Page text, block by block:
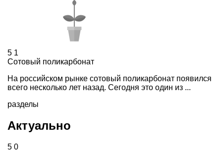
5 1
Сотовый поликарбонат
На российском рынке сотовый поликарбонат появился
всего несколько лет назад. Сегодня это один из ...
разделы
Актуально
5 0